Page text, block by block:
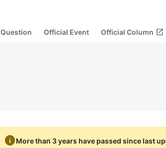
Question Official Event Official Column open_in_new
infoMore than 3 years have passed since last